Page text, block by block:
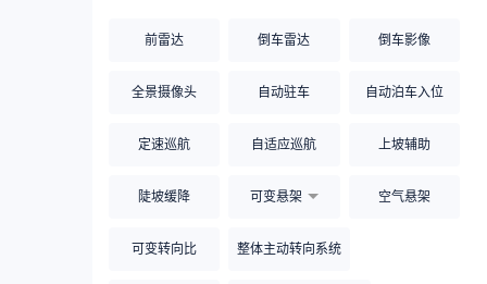
前雷达 倒车雷达 倒车影像
全景摄像头 自动驻车 自动泊车入位
定速巡航 自适应巡航 上坡辅助
陡坡缓降 可变悬架 空气悬架
可变转向比 整体主动转向系统